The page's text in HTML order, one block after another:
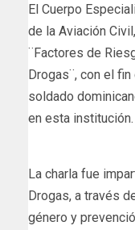
El Cuerpo
de la Aviación
¨Factores de
Drogas¨, con el
soldado
en esta institución.
La charla fue
Drogas, a través
género y